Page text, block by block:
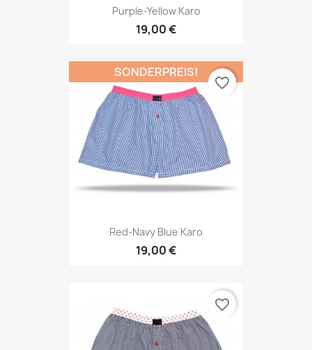
Purple-Yellow Karo
19,00 €
Red-Navy Blue Karo
19,00 €
SONDERPREIS!
favorite_border
favorite_border